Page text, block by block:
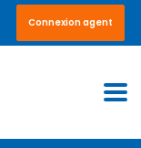
Connexion agent